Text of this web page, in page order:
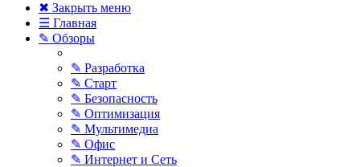
✖ Закрыть меню
☰ Главная
✎ Обзоры
✎ Разработка
✎ Старт
✎ Безопасность
✎ Оптимизация
✎ Мультимедиа
✎ Офис
✎ Интернет и Сеть